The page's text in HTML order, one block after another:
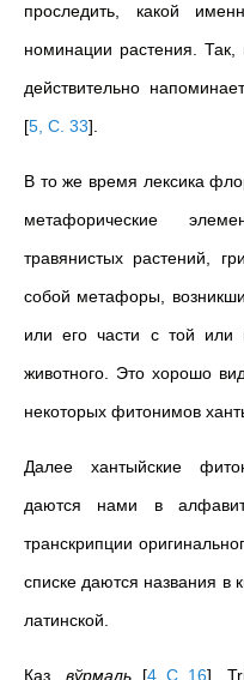
проследить, какой
номинации растения.
действительно
[5, С. 33]
В то же время лексика
метафорические
травянистых растений,
собой метафоры,
или его части с той или
животного. Это хорошо
некоторых фитонимов
Далее хантыйские
даются нами в
транскрипции
списке даются названия в
латинской.
Каз. вўрмаль [4, С. 16] ,